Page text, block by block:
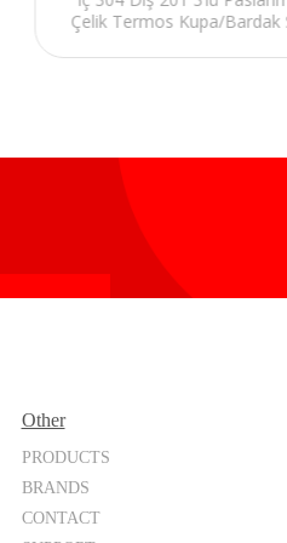
Çelik Termos Kupa/Bardak
Other
PRODUCTS
BRANDS
CONTACT